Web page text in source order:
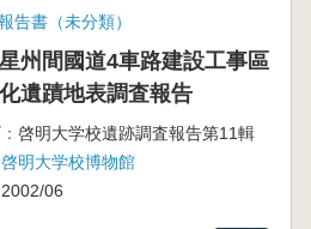
告書（未分類）
州間國道4車路建設工事區
遺蹟地表調査報告
啓明大学校遺跡調査報告第11輯
啓明大学校博物館
2002/06